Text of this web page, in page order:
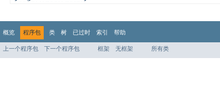
概览 程序包 类 树 已过时 索引 帮助
上一个程序包 下一个程序包 框架 无框架 所有类